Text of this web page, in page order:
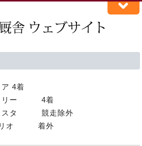
4着
トリー 4着
ェスタ 競走除外
ャリオ 着外